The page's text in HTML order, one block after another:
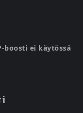
boosti ei käytössä